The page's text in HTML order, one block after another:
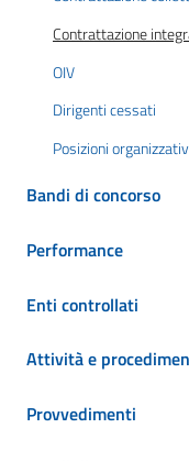
Contrattazione
OIV
Dirigenti cessati
Posizioni
Bandi di concorso
Performance
Enti controllati
Attività e
Provvedimenti